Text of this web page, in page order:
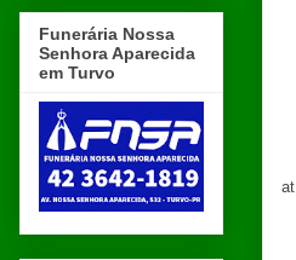
at
Funerária Nossa
Senhora Aparecida
em Turvo